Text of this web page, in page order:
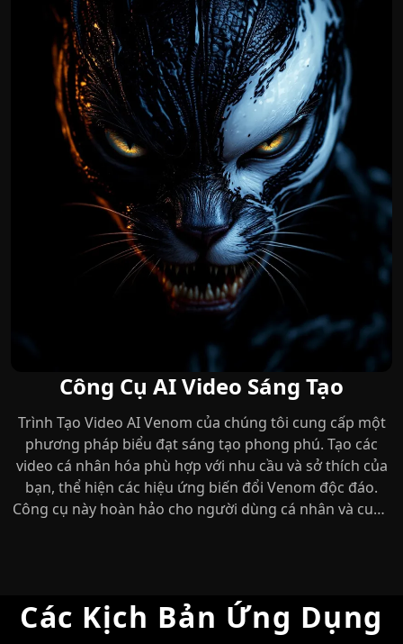
Công Cụ AI Video Sáng Tạo
Trình Tạo Video AI Venom của chúng tôi cung cấp một
phương pháp biểu đạt sáng tạo phong phú. Tạo các
video cá nhân hóa phù hợp với nhu cầu và sở thích của
bạn, thể hiện các hiệu ứng biến đổi Venom độc đáo.
Công cụ này hoàn hảo cho người dùng cá nhân và cung
Các Kịch Bản Ứng Dụng